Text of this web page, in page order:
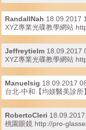
RandallNah 18.09.2017
XYZ專業光碟教學網站
Jeffreytielm 18.09.2017
XYZ專業光碟教學網站
Manuelsig 18.09.2017
台北-中和【均媄醫美診
RobertoCleri
桃園眼鏡 http://pro-